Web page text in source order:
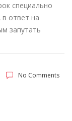
специально
ответ на
запутать
No Comments